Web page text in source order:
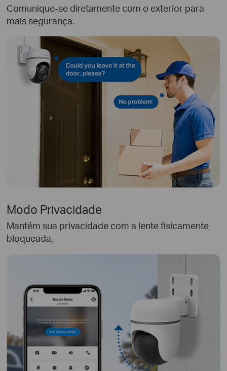
Comunique-se diretamente com o exterior para
mais segurança.
Modo Privacidade
Mantém sua privacidade com a lente fisicamente
bloqueada.